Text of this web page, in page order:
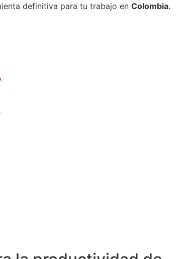
definitiva para tu trabajo en Colombia.